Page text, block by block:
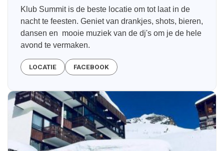
Klub Summit is de beste locatie om tot laat in de
nacht te feesten. Geniet van drankjes, shots, bieren,
dansen en mooie muziek van de dj's om je de hele
avond te vermaken.
LOCATIE FACEBOOK